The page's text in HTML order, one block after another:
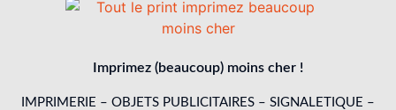
Imprimez (beaucoup) moins cher !
IMPRIMERIE – OBJETS PUBLICITAIRES – SIGNALETIQUE –